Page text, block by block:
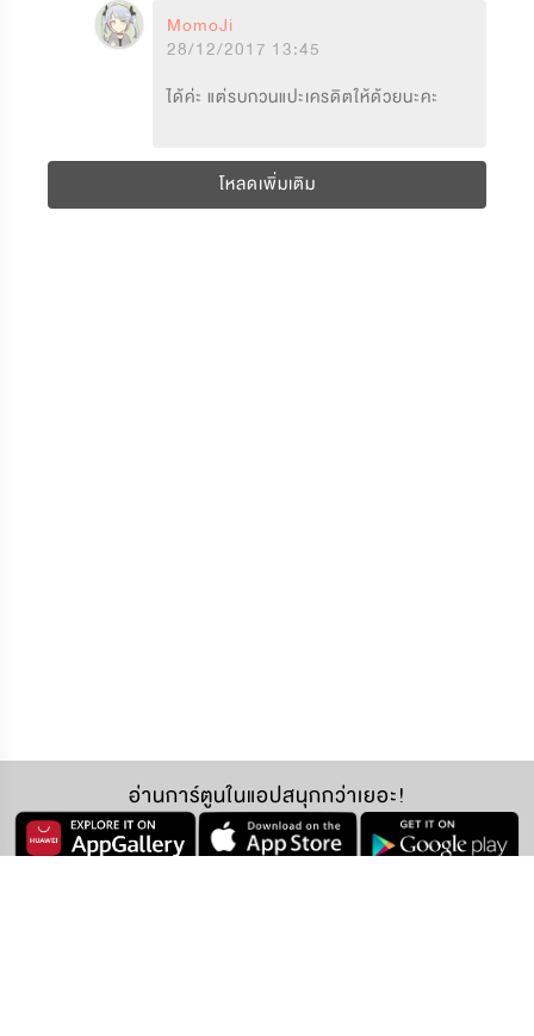
MomoJi
28/12/2017 13:45
ได้ค่ะ แต่รบกวนแปะเครดิตให้ด้วยนะคะ
โหลดเพิ่มเติม
อ่านการ์ตูนในแอปสนุกกว่าเยอะ!